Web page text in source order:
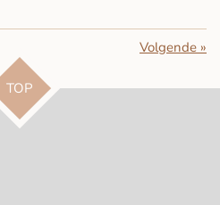
Volgende »
TOP